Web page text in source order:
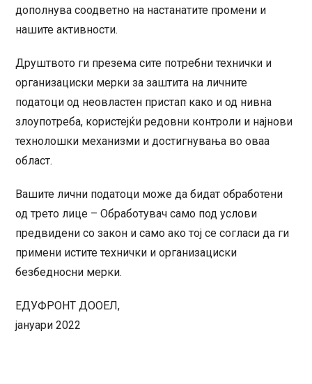
дополнува соодветно на настанатите промени и
нашите активности.
Друштвото ги презема сите потребни технички и
организациски мерки за заштита на личните
податоци од неовластен пристап како и од нивна
злоупотреба, користејќи редовни контроли и најнови
технолошки механизми и достигнувања во оваа
област.
Вашите лични податоци може да бидат обработени
од трето лице – Обработувач само под услови
предвидени со закон и само ако тој се согласи да ги
примени истите технички и организациски
безбедносни мерки.
ЕДУФРОНТ ДООЕЛ,
јануари 2022